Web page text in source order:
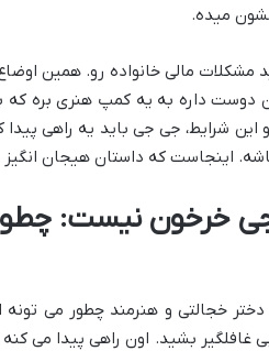
میده.
مشکلات مالی خانواده رو. همین
داره به یه کمپ هنری بره که
این شرایط، جی جی باید یه راهی
اینجاست که داستان هیجان
خرخون نیست:
خجالتی و هنرمند چطور می
بشید. اون راهی پیدا می